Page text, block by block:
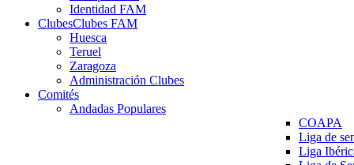
Identidad FAM
ClubesClubes FAM
Huesca
Teruel
Zaragoza
Administración Clubes
Comités
Andadas Populares
COAPA
Liga de
Liga